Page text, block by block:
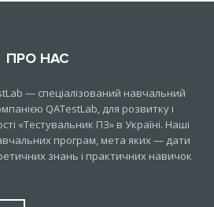
ПРО НАС
— спеціалізований навчальний
QATestLab, для розвитку і
«Тестувальник ПЗ» в Україні. Наші
програм, мета яких — дати
знань і практичних навичок